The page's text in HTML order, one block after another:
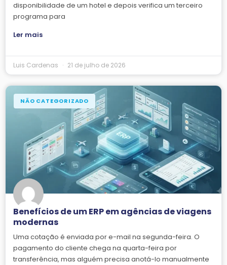
disponibilidade de um hotel e depois verifica um terceiro
programa para
Ler mais
Luis Cardenas 21 de julho de 2026
NÃO CATEGORIZADO
Benefícios de um ERP em agências de viagens
modernas
Uma cotação é enviada por e-mail na segunda-feira. O
pagamento do cliente chega na quarta-feira por
transferência, mas alguém precisa anotá-lo manualmente